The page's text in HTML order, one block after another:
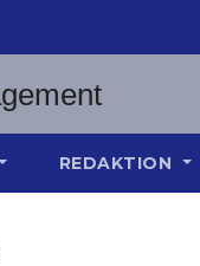
REDAKTION